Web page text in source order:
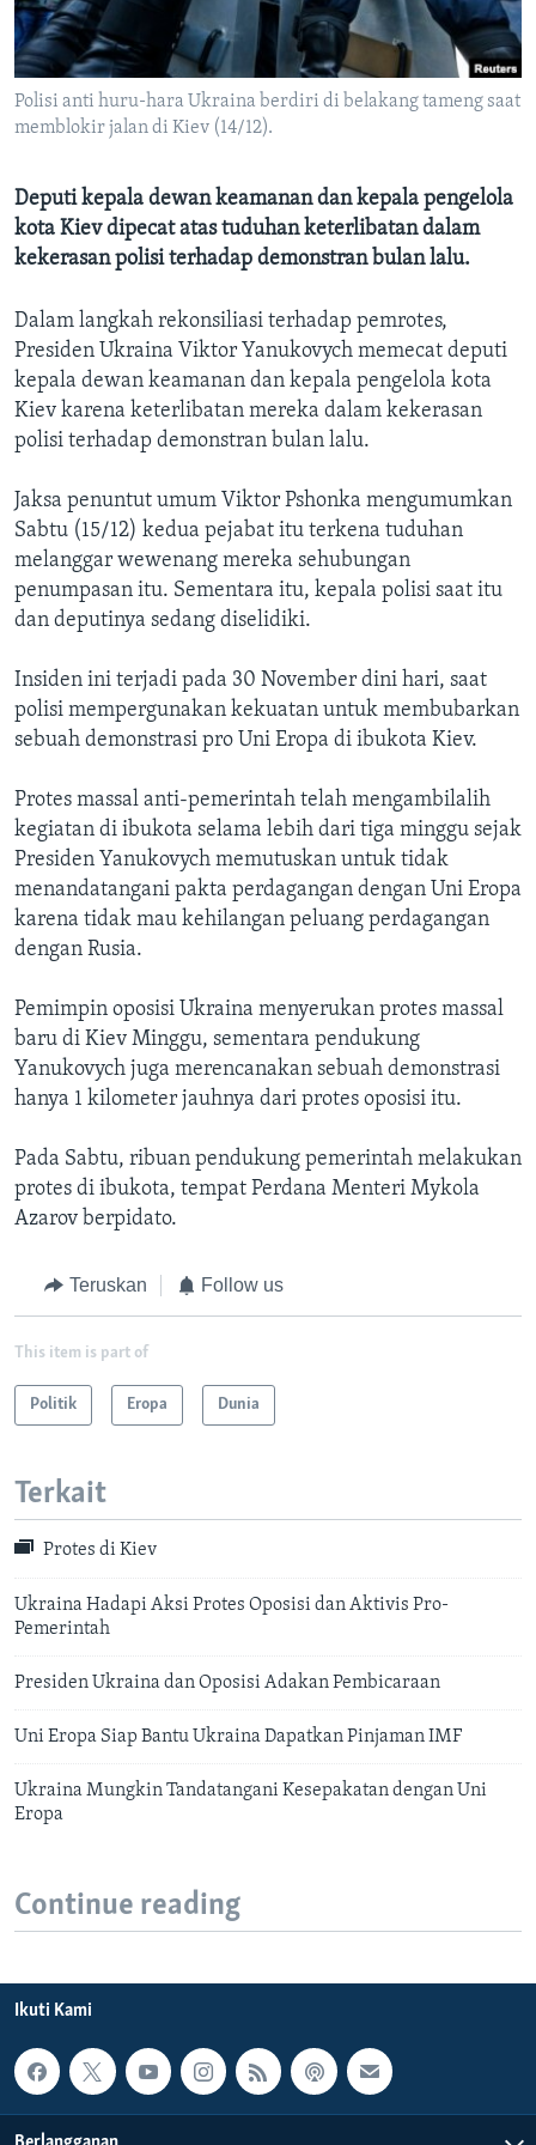
Polisi anti huru-hara Ukraina berdiri di belakang tameng saat
memblokir jalan di Kiev (14/12).
Deputi kepala dewan keamanan dan kepala pengelola
kota Kiev dipecat atas tuduhan keterlibatan dalam
kekerasan polisi terhadap demonstran bulan lalu.
Dalam langkah rekonsiliasi terhadap pemrotes,
Presiden Ukraina Viktor Yanukovych memecat deputi
kepala dewan keamanan dan kepala pengelola kota
Kiev karena keterlibatan mereka dalam kekerasan
polisi terhadap demonstran bulan lalu.
Jaksa penuntut umum Viktor Pshonka mengumumkan
Sabtu (15/12) kedua pejabat itu terkena tuduhan
melanggar wewenang mereka sehubungan
penumpasan itu. Sementara itu, kepala polisi saat itu
dan deputinya sedang diselidiki.
Insiden ini terjadi pada 30 November dini hari, saat
polisi mempergunakan kekuatan untuk membubarkan
sebuah demonstrasi pro Uni Eropa di ibukota Kiev.
Protes massal anti-pemerintah telah mengambilalih
kegiatan di ibukota selama lebih dari tiga minggu sejak
Presiden Yanukovych memutuskan untuk tidak
menandatangani pakta perdagangan dengan Uni Eropa
karena tidak mau kehilangan peluang perdagangan
dengan Rusia.
Pemimpin oposisi Ukraina menyerukan protes massal
baru di Kiev Minggu, sementara pendukung
Yanukovych juga merencanakan sebuah demonstrasi
hanya 1 kilometer jauhnya dari protes oposisi itu.
Pada Sabtu, ribuan pendukung pemerintah melakukan
protes di ibukota, tempat Perdana Menteri Mykola
Azarov berpidato.
Teruskan Follow us
This item is part of
Politik Eropa Dunia
Terkait
Protes di Kiev
Ukraina Hadapi Aksi Protes Oposisi dan Aktivis Pro-
Pemerintah
Presiden Ukraina dan Oposisi Adakan Pembicaraan
Uni Eropa Siap Bantu Ukraina Dapatkan Pinjaman IMF
Ukraina Mungkin Tandatangani Kesepakatan dengan Uni
Eropa
Continue reading
Ikuti Kami